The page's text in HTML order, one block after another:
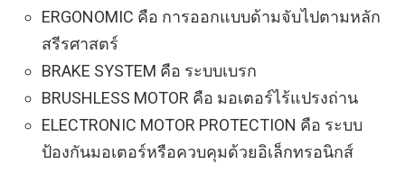
ERGONOMIC คือ การออกแบบด้ามจับไปตามหลัก
สรีรศาสตร์
BRAKE SYSTEM คือ ระบบเบรก
BRUSHLESS MOTOR คือ มอเตอร์ไร้แปรงถ่าน
ELECTRONIC MOTOR PROTECTION คือ ระบบ
ป้องกันมอเตอร์หรือควบคุมด้วยอิเล็กทรอนิกส์